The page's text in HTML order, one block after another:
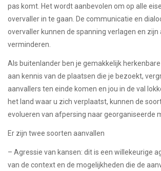
pas komt. Het wordt aanbevolen om op alle
overvaller in te gaan. De communicatie en
overvaller kunnen de spanning verlagen en
verminderen.
Als buitenlander ben je gemakkelijk
aan kennis van de plaatsen die je bezoekt,
aanvallers ten einde komen en jou in de val
het land waar u zich verplaatst, kunnen de
evolueren van afpersing naar georganiseerde
Er zijn twee soorten aanvallen
– Agressie van kansen: dit is een willekeurige
van de context en de mogelijkheden die de